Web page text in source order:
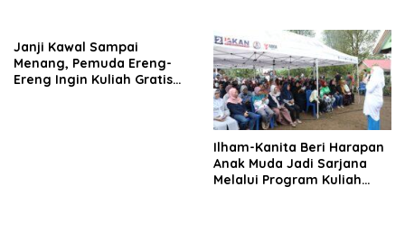
Janji Kawal Sampai
Menang, Pemuda Ereng-
Ereng Ingin Kuliah Gratis
Ilham-Kanita Beri Harapan
Anak Muda Jadi Sarjana
Melalui Program Kuliah